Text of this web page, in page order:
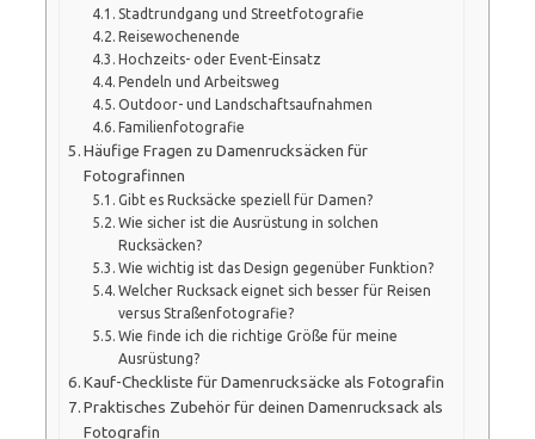
Stadtrundgang und Streetfotografie
Reisewochenende
Hochzeits- oder Event-Einsatz
Pendeln und Arbeitsweg
Outdoor- und Landschaftsaufnahmen
Familienfotografie
Häufige Fragen zu Damenrucksäcken für
Fotografinnen
Gibt es Rucksäcke speziell für Damen?
Wie sicher ist die Ausrüstung in solchen
Rucksäcken?
Wie wichtig ist das Design gegenüber Funktion?
Welcher Rucksack eignet sich besser für Reisen
versus Straßenfotografie?
Wie finde ich die richtige Größe für meine
Ausrüstung?
Kauf-Checkliste für Damenrucksäcke als Fotografin
Praktisches Zubehör für deinen Damenrucksack als
Fotografin